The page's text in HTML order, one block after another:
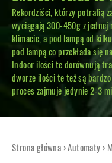
Rekordziści, którzy potrafią
wyciągają 300-450g z
klimacie, a pod lampą od
pod lampą co przekłada się
Indoor ilości te dorównują
dworze ilości te też są
proces zajmuje jedynie 2-3
Strona główna ›Automaty ›